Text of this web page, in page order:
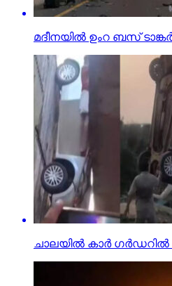
മദീനയില്‍ ഉംറ ബസ്
ചാലയിൽ കാർ ഗർഡറിൽ